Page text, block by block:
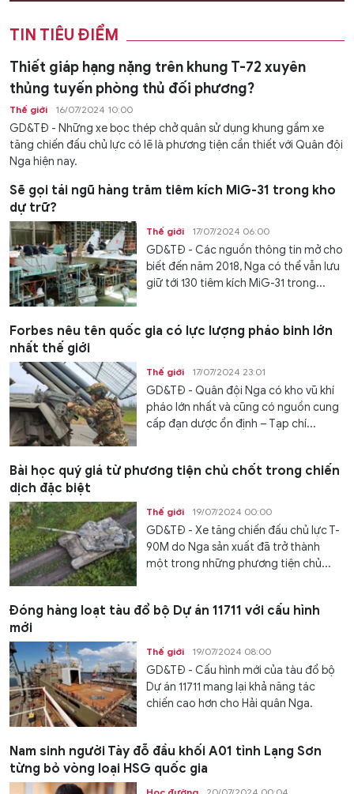
TIN TIÊU ĐIỂM
Thiết giáp hạng nặng trên khung T-72 xuyên
thủng tuyến phòng thủ đối phương?
Thế giới 16/07/2024 10:00
GD&TĐ - Những xe bọc thép chở quân sử dụng khung gầm xe
tăng chiến đấu chủ lực có lẽ là phương tiện cần thiết với Quân đội
Nga hiện nay.
Sẽ gọi tái ngũ hàng trăm tiêm kích MiG-31 trong kho
dự trữ?
Thế giới 17/07/2024 06:00
GD&TĐ - Các nguồn thông tin mở cho
biết đến năm 2018, Nga có thể vẫn lưu
giữ tới 130 tiêm kích MiG-31 trong...
Forbes nêu tên quốc gia có lực lượng pháo binh lớn
nhất thế giới
Thế giới 17/07/2024 23:01
GD&TĐ - Quân đội Nga có kho vũ khí
pháo lớn nhất và cũng có nguồn cung
cấp đạn dược ổn định – Tạp chí...
Bài học quý giá từ phương tiện chủ chốt trong chiến
dịch đặc biệt
Thế giới 19/07/2024 00:00
GD&TĐ - Xe tăng chiến đấu chủ lực T-
90M do Nga sản xuất đã trở thành
một trong những phương tiện chủ...
Đóng hàng loạt tàu đổ bộ Dự án 11711 với cấu hình
mới
Thế giới 19/07/2024 08:00
GD&TĐ - Cấu hình mới của tàu đổ bộ
Dự án 11711 mang lại khả năng tác
chiến cao hơn cho Hải quân Nga.
Nam sinh người Tày đỗ đầu khối A01 tỉnh Lạng Sơn
từng bỏ vòng loại HSG quốc gia